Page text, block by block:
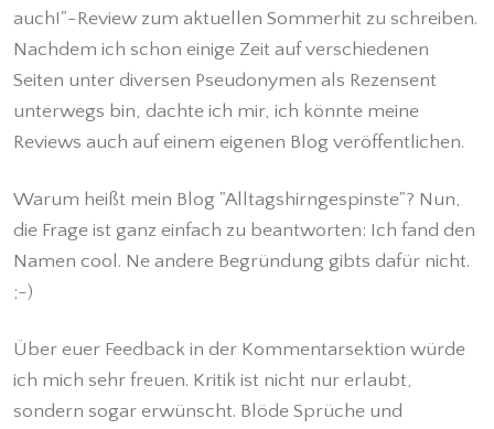
auch!"-Review zum aktuellen Sommerhit zu schreiben.
Nachdem ich schon einige Zeit auf verschiedenen
Seiten unter diversen Pseudonymen als Rezensent
unterwegs bin, dachte ich mir, ich könnte meine
Reviews auch auf einem eigenen Blog veröffentlichen.
Warum heißt mein Blog "Alltagshirngespinste"? Nun,
die Frage ist ganz einfach zu beantworten: Ich fand den
Namen cool. Ne andere Begründung gibts dafür nicht.
;-)
Über euer Feedback in der Kommentarsektion würde
ich mich sehr freuen. Kritik ist nicht nur erlaubt,
sondern sogar erwünscht. Blöde Sprüche und